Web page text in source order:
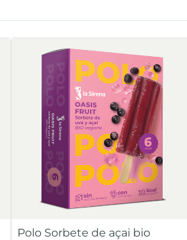
Polo Sorbete de açai bio